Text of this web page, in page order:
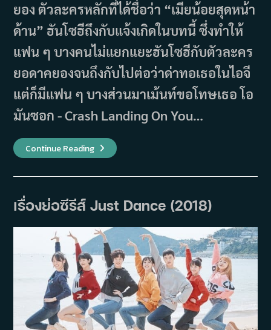
ยอง ตัวละครหลักที่ได้ชื่อว่า “เมียน้อยสุดหน้า
ด้าน” ฮันโซฮีถึงกับแจ้งเกิดในบทนี้ ซึ่งทำให้
แฟน ๆ บางคนไม่แยกแยะฮันโซฮีกับตัวละคร
ยอดาคยองจนถึงกับไปต่อว่าด่าทอเธอในไอจี
แต่ก็มีแฟน ๆ บางส่วนมาเม้นท์ขอโทษเธอ โอ
มันซอก - Crash Landing On You…
Continue Reading6
นัก
เกาหลี
เกลียด
จาก
ที่
ได้
รับ
เรื่องย่อซีรีส์ Just Dance (2018)